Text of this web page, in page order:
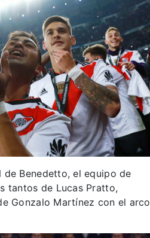
Benedetto, el equipo de
tantos de Lucas Pratto,
Gonzalo Martínez con el arco